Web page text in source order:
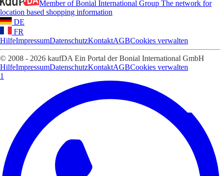
Member of Bonial International Group The network for
location based shopping information
DE
FR
HilfeImpressumDatenschutzKontaktAGBCookies verwalten
© 2008 - 2026 kaufDA Ein Portal der Bonial International GmbH
HilfeImpressumDatenschutzKontaktAGBCookies verwalten
1